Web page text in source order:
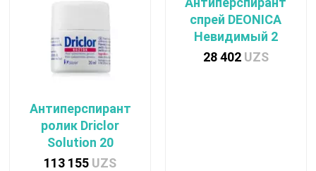
Антиперспирант
ролик Driclor
Solution 20
113 155 UZS
спрей DEONICA
Невидимый 2
28 402 UZS